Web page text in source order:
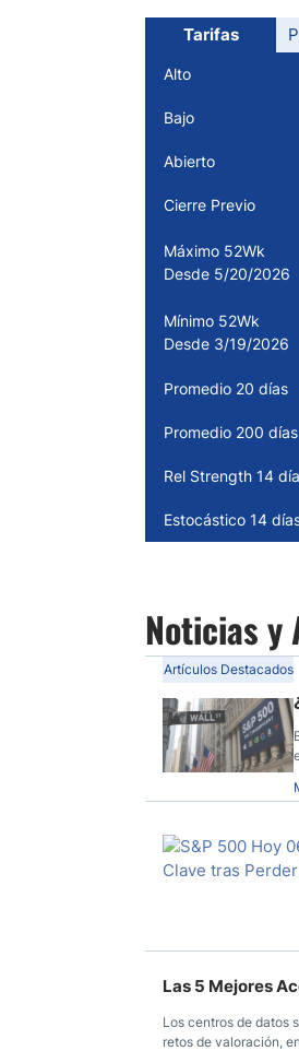
Latinoamérica
Nvidia (NVDA)
Banco Santander (SAN)
Tarifas
Alto
Bajo
Abierto
Cierre Previo
Máximo 52Wk
Desde 5/20/2026
Mínimo 52Wk
Desde 3/19/2026
Promedio 20 días
Promedio 200 días
Rel Strength 14
Estocástico 14
Noticias y
Artículos Destacados
Las 5 Mejores
Los centros de datos
retos de valoración,